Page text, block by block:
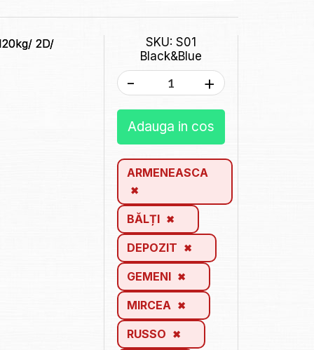
2D/
SKU: S01
Black&Blue
- +
Adauga in cos
ARMENEASCA
BĂLȚI
DEPOZIT
GEMENI
MIRCEA
RUSSO